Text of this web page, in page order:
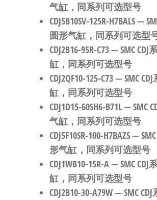
气缸，同系列可选型号
CDJ5B10SV-125R-H7BALS—
圆形气缸，同系列可选型
CDJ2B16-95R-C73— SMC CDJ
缸，同系列可选型号
CDJ2QF10-125-C73— SMC
缸，同系列可选型号
CDJ1D15-60SH6-B71L— SMC
气缸，同系列可选型号
CDJ5F10SR-100-H7BAZS—
形气缸，同系列可选型号
CDJ1WB10-15R-A— SMC CDJ
缸，同系列可选型号
CDJ2B10-30-A79W— SMC